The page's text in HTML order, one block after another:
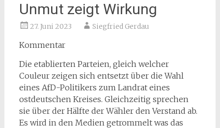
Unmut zeigt Wirkung
27. Juni 2023 Siegfried Gerdau
Kommentar
Die etablierten Parteien, gleich welcher
Couleur zeigen sich entsetzt über die Wahl
eines AfD-Politikers zum Landrat eines
ostdeutschen Kreises. Gleichzeitig sprechen
sie über der Hälfte der Wähler den Verstand ab.
Es wird in den Medien getrommelt was das